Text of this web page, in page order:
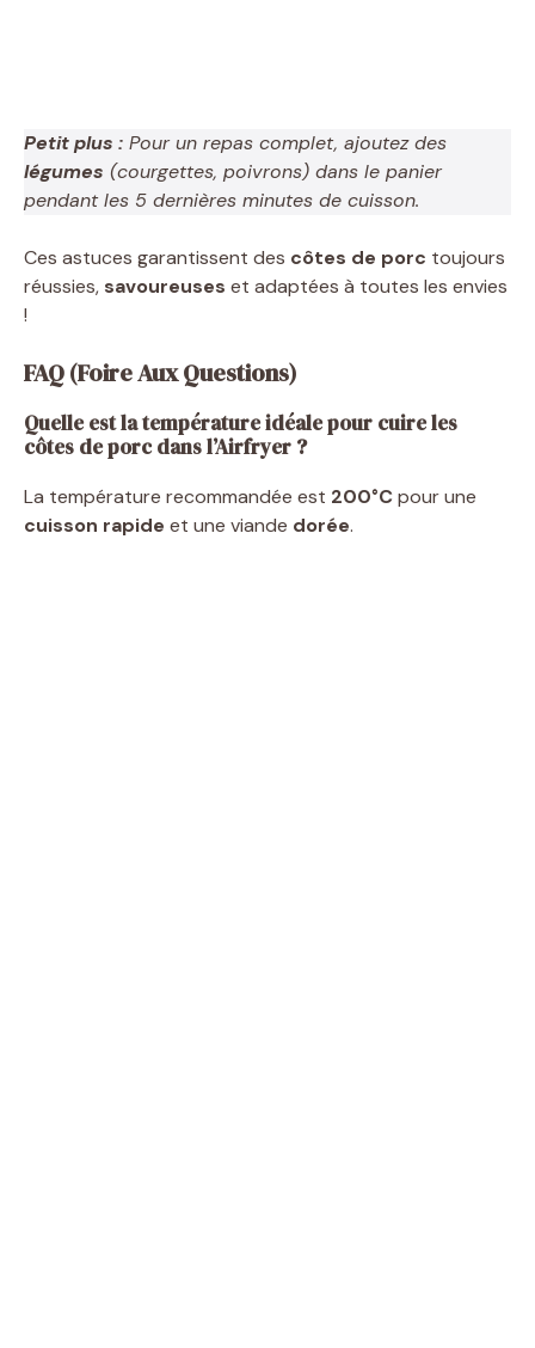
Petit plus : Pour un repas complet, ajoutez des
légumes (courgettes, poivrons) dans le panier
pendant les 5 dernières minutes de cuisson.
Ces astuces garantissent des côtes de porc toujours
réussies, savoureuses et adaptées à toutes les envies
!
FAQ (Foire Aux Questions)
Quelle est la température idéale pour cuire les
côtes de porc dans l’Airfryer ?
La température recommandée est 200°Cpour une
cuisson rapide et une viande dorée.